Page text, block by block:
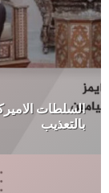
السلطات
بالتعذيب